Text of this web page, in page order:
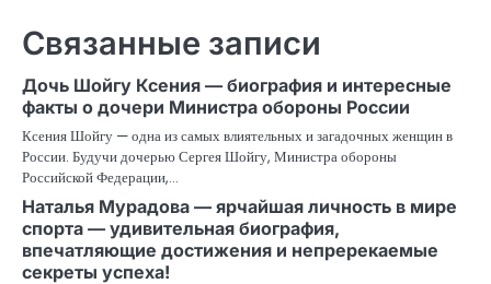
Связанные записи
Дочь Шойгу Ксения — биография и интересные
факты о дочери Министра обороны России
Ксения Шойгу — одна из самых влиятельных и загадочных женщин в
России. Будучи дочерью Сергея Шойгу, Министра обороны
Российской Федерации,…
Наталья Мурадова — ярчайшая личность в мире
спорта — удивительная биография,
впечатляющие достижения и непререкаемые
секреты успеха!